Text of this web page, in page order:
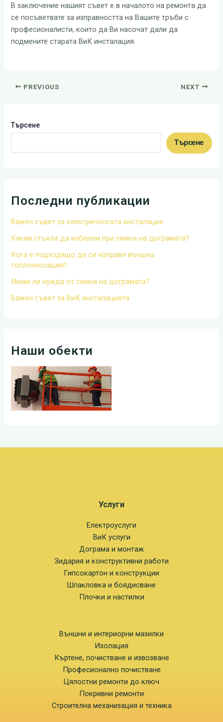
В заключение нашият съвет е в началото на ремонта да
се посъветвате за изправността на Вашите тръби с
професионалисти, които да Ви насочат дали да
подмените старата ВиК инсталация.
PREVIOUS NEXT
Търсене
Търсене
Последни публикации
Важен съвет за електрическата инсталация
Какви стъкла да изберем при смяна на дограмата?
Кога е подходящо да си направя външна
топлоизолация?
Имам ли нужда от смяна на дограмата?
Важен съвет за ВиК инсталацията
Наши обекти
Услуги
Електроуслуги
ВиК услуги
Дограма и монтаж
Зидария и конструктивни работи
Гипсокартон и конструкции
Шпакловка и боядисване
Плочки и настилки
Външни и интериорни мазилки
Изолация
Къртене, почистване и извозване
Професионално почистване
Цялостни ремонти до ключ
Покривни ремонти
Строителна механизация и техника